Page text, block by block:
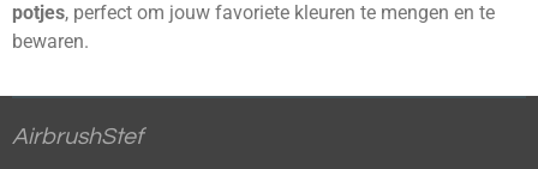
potjes, perfect om jouw favoriete kleuren te mengen en te
bewaren.
AirbrushStef